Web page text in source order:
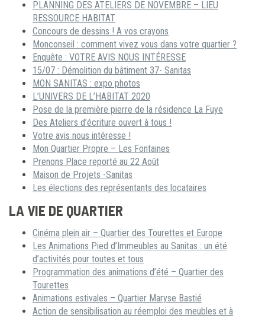
PLANNING DES ATELIERS DE NOVEMBRE – LIEU
RESSOURCE HABITAT
Concours de dessins ! A vos crayons
Monconseil : comment vivez vous dans votre quartier ?
Enquête : VOTRE AVIS NOUS INTÉRESSE
15/07 : Démolition du bâtiment 37- Sanitas
MON SANITAS : expo photos
L’UNIVERS DE L’HABITAT 2020
Pose de la première pierre de la résidence La Fuye
Des Ateliers d’écriture ouvert à tous !
Votre avis nous intéresse !
Mon Quartier Propre – Les Fontaines
Prenons Place reporté au 22 Août
Maison de Projets -Sanitas
Les élections des représentants des locataires
LA VIE DE QUARTIER
Cinéma plein air – Quartier des Tourettes et Europe
Les Animations Pied d’Immeubles au Sanitas : un été
d’activités pour toutes et tous
Programmation des animations d’été – Quartier des
Tourettes
Animations estivales – Quartier Maryse Bastié
Action de sensibilisation au réemploi des meubles et à